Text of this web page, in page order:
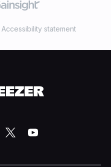
Accessibility statement